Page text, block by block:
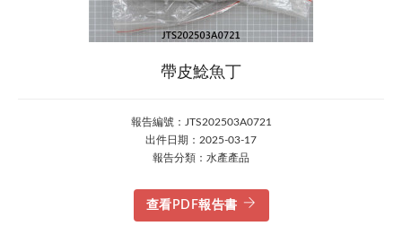
帶皮鯰魚丁
報告編號：JTS202503A0721
出件日期：2025-03-17
報告分類：水產產品
查看PDF報告書